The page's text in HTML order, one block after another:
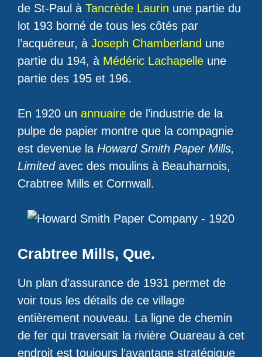
de St-Paul à Tancrède Laurin une partie du
lot 193 borné de tous les côtés par
l’acquéreur, à Joseph Chamberland une
partie du 194, à Médéric Lachapelle une
partie des 195 et 196.
En 1920 un annuaire de l’industrie de la
pulpe de papier montre que la compagnie
est devenue la Howard Smith Paper Mills,
Limitedavec des moulins à Beauharnois,
Crabtree Mills et Cornwall.
Crabtree Mills, Que.
Un plan d’assurance de 1931 permet de
voir tous les détails de ce village
entièrement nouveau. La ligne de chemin
de fer qui traversait la rivière Ouareau à cet
endroit est toujours l’avantage stratégique